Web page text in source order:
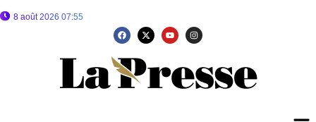
8 août 2026 07:55